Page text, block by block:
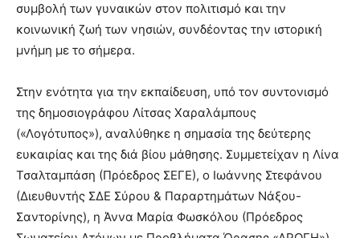
συμβολή των γυναικών στον πολιτισμό και την
κοινωνική ζωή των νησιών, συνδέοντας την ιστορική
μνήμη με το σήμερα.
Στην ενότητα για την εκπαίδευση, υπό τον συντονισμό
της δημοσιογράφου Λίτσας Χαραλάμπους
(«Λογότυπος»), αναλύθηκε η σημασία της δεύτερης
ευκαιρίας και της διά βίου μάθησης. Συμμετείχαν η Λίνα
Τσαλταμπάση (Πρόεδρος ΣΕΓΕ), ο Ιωάννης Στεφάνου
(Διευθυντής ΣΔΕ Σύρου & Παραρτημάτων Νάξου-
Σαντορίνης), η Άννα Μαρία Φωσκόλου (Πρόεδρος